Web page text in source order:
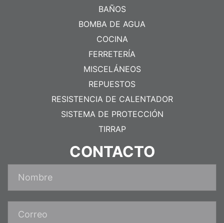
BAÑOS
BOMBA DE AGUA
COCINA
FERRETERÍA
MISCELÁNEOS
REPUESTOS
RESISTENCIA DE CALENTADOR
SISTEMA DE PROTECCIÓN
TIRRAP
CONTACTO